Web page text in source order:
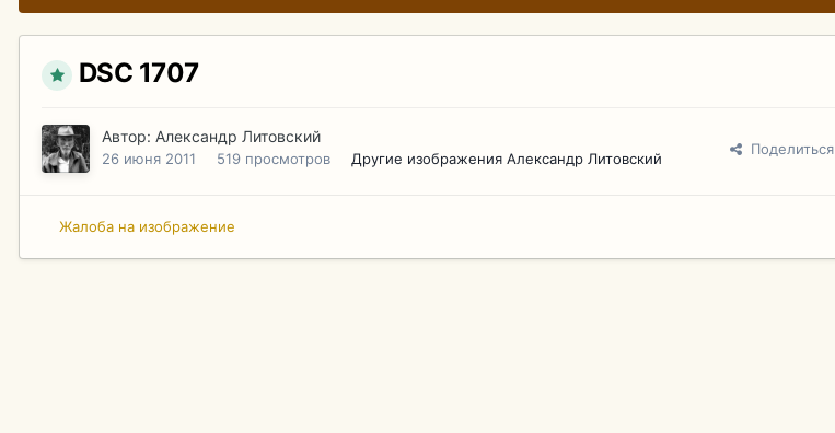
DSC 1707
Автор: Александр Литовский
26 июня 2011 519 просмотров Другие изображения Александр Литовский
Поделиться
Жалоба на изображение